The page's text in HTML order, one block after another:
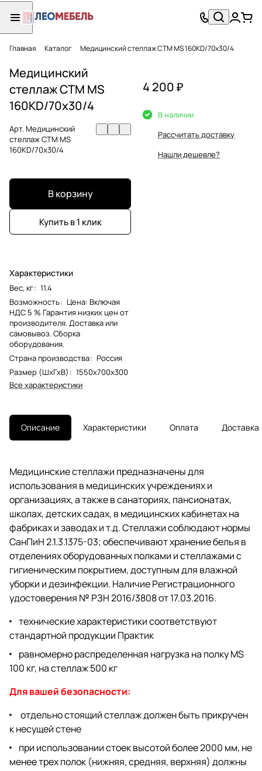
Главная Каталог Медицинский стеллаж СТМ MS 160KD/70х30/4
Медицинский
стеллаж СТМ MS
160KD/70х30/4
Арт.Медицинский
стеллаж СТМ MS
160KD/70х30/4
В корзину
Купить в 1 клик
Характеристики
Вес, кг: 11.4
Возможность: Цена: Включая
НДС 5 % Гарантия низких цен от
производителя. Доставка или
самовывоз. Сборка
оборудования.
Страна производства: Россия
Размер (ШхГхВ) : 1550x700x300
Все характеристики
4 200 ₽
В наличии
Рассчитать доставку
Нашли дешевле?
Описание Характеристики Оплата Доставка
Медицинские стеллажи предназначены для
использования в медицинских учреждениях и
организациях, а также в санаториях, пансионатах,
школах, детских садах, в медицинских кабинетах на
фабриках и заводах и т.д. Стеллажи соблюдают нормы
СанПиН 2.1.3.1375-03; обеспечивают хранение белья в
отделениях оборудованных полками и стеллажами с
гигиеническим покрытием, доступным для влажной
уборки и дезинфекции. Наличие Регистрационного
удостоверения № РЗН 2016/3808 от 17.03.2016.
технические характеристики соответствуют
стандартной продукции Практик
равномерно распределенная нагрузка на полку MS
100 кг, на стеллаж 500 кг
Для вашей безопасности:
отдельно стоящий стеллаж должен быть прикручен
к несущей стене
при использовании стоек высотой более 2000 мм, не
менее трех полок (нижняя, средняя, верхняя) должны